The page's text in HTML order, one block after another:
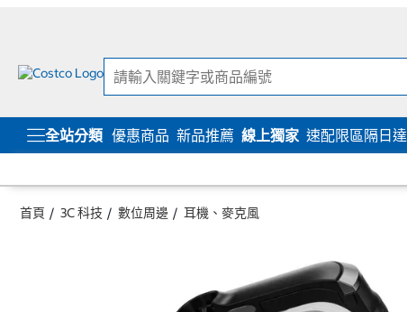
全站分類 優惠商品 新品推薦 線上獨家 速配限區隔日達
首頁 3C 科技 數位周邊 耳機、麥克風